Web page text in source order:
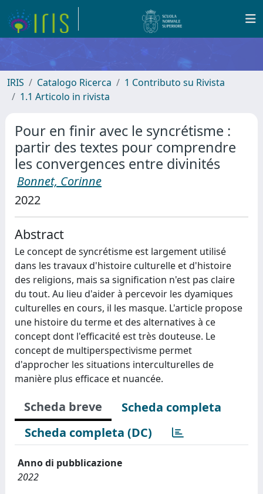
IRIS Catalogo Ricerca
1 Contributo su Rivista
1.1 Articolo in rivista
Pour en finir avec le syncrétisme :
partir des textes pour comprendre
les convergences entre divinités
Bonnet, Corinne
2022
Abstract
Le concept de syncrétisme est largement utilisé
dans les travaux d'histoire culturelle et d'histoire
des religions, mais sa signification n'est pas claire
du tout. Au lieu d'aider à percevoir les dyamiques
culturelles en cours, il les masque. L'article propose
une histoire du terme et des alternatives à ce
concept dont l'efficacité est très douteuse. Le
concept de multiperspectivisme permet
d'approcher les situations interculturelles de
manière plus efficace et nuancée.
Scheda breve
Scheda completa
Scheda completa (DC)
Anno di pubblicazione
2022